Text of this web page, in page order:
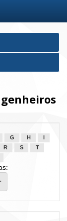
G H
R S
T